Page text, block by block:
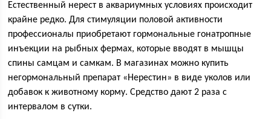
Естественный нерест в аквариумных условиях происходит
крайне редко. Для стимуляции половой активности
профессионалы приобретают гормональные гонатропные
инъекции на рыбных фермах, которые вводят в мышцы
спины самцам и самкам. В магазинах можно купить
негормональный препарат «Нерестин» в виде уколов или
добавок к животному корму. Средство дают 2 раза с
интервалом в сутки.